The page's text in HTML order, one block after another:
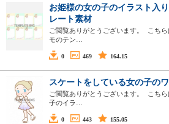
お姫様の女の子のイラスト入
レート素材
ご閲覧ありがとうございます。 こち
モのテン…
0 469 164.15
スケートをしている女の子の
ご閲覧ありがとうございます。 こち
子のイラ…
0 443 155.05